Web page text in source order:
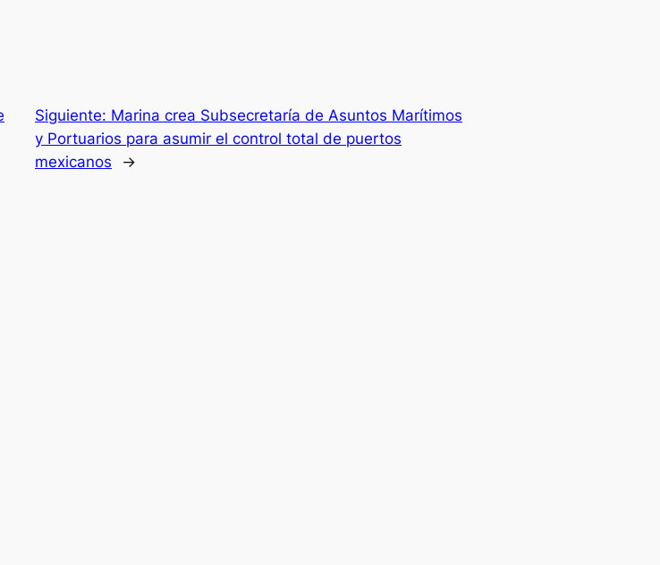
Siguiente: Marina crea Subsecretaría de Asuntos Marítimos
y Portuarios para asumir el control total de puertos
mexicanos
→